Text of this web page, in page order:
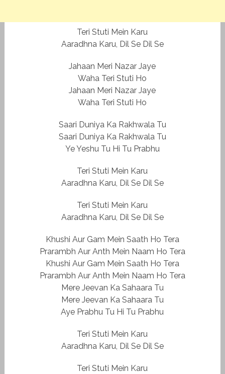
Teri Stuti Mein Karu
Aaradhna Karu, Dil Se Dil Se
Jahaan Meri Nazar Jaye
Waha Teri Stuti Ho
Jahaan Meri Nazar Jaye
Waha Teri Stuti Ho
Saari Duniya Ka Rakhwala Tu
Saari Duniya Ka Rakhwala Tu
Ye Yeshu Tu Hi Tu Prabhu
Teri Stuti Mein Karu
Aaradhna Karu, Dil Se Dil Se
Teri Stuti Mein Karu
Aaradhna Karu, Dil Se Dil Se
Khushi Aur Gam Mein Saath Ho Tera
Prarambh Aur Anth Mein Naam Ho Tera
Khushi Aur Gam Mein Saath Ho Tera
Prarambh Aur Anth Mein Naam Ho Tera
Mere Jeevan Ka Sahaara Tu
Mere Jeevan Ka Sahaara Tu
Aye Prabhu Tu Hi Tu Prabhu
Teri Stuti Mein Karu
Aaradhna Karu, Dil Se Dil Se
Teri Stuti Mein Karu